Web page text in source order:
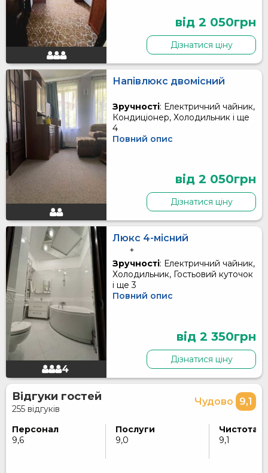
від 2 050грн
Дізнатися ціну
Напівлюкс двомісний
Зручності: Електричний чайник,
Кондиціонер, Холодильник і ще
4
Повний опис
від 2 050грн
Дізнатися ціну
4
Люкс 4-місний
+
Зручності: Електричний чайник,
Холодильник, Гостьовий куточок
і ще 3
Повний опис
від 2 350грн
Дізнатися ціну
Відгуки гостей
255 відгуків
Чудово 9,1
Персонал
9,6
Послуги
9,0
Чистота
9,1